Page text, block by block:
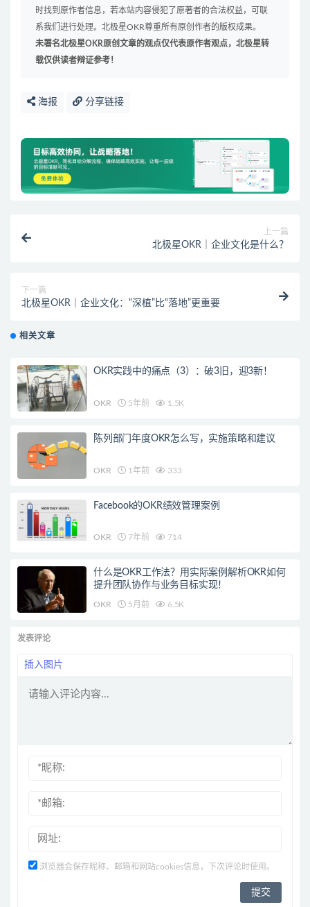
时找到原作者信息，若本站内容侵犯了原著者的合法权益，可联
系我们进行处理。北极星OKR尊重所有原创作者的版权成果。
未署名北极星OKR原创文章的观点仅代表原作者观点，北极星转
载仅供读者辩证参考！
海报 分享链接
上一篇
北极星OKR｜企业文化是什么？
下一篇
北极星OKR｜企业文化：“深植”比“落地”更重要
相关文章
OKR实践中的痛点（3）：破3旧，迎3新！
OKR 5年前 1.5K
陈列部门年度OKR怎么写，实施策略和建议
OKR 1年前 333
Facebook的OKR绩效管理案例
OKR 7年前 714
什么是OKR工作法？用实际案例解析OKR如何
提升团队协作与业务目标实现！
OKR 5月前 6.5K
发表评论
插入图片
浏览器会保存昵称、邮箱和网站cookies信息，下次评论时使用。